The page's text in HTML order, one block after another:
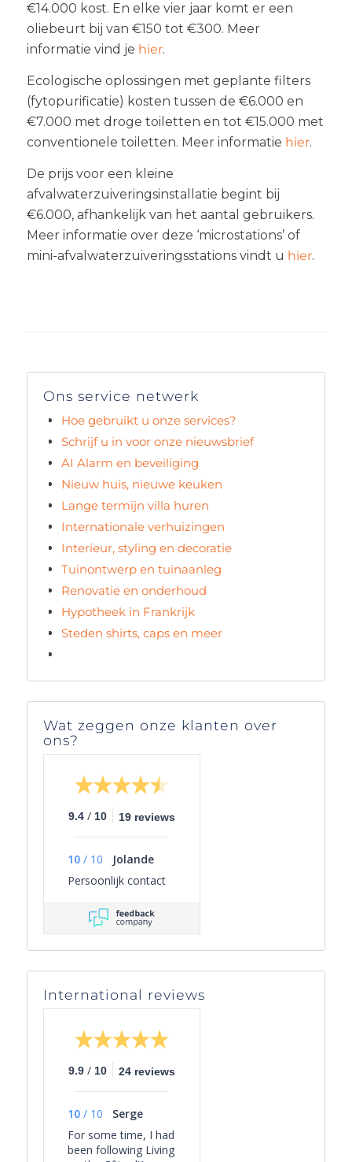
€14.000 kost. En elke vier jaar komt er een
oliebeurt bij van €150 tot €300. Meer
informatie vind je hier.
Ecologische oplossingen met geplante filters
(fytopurificatie) kosten tussen de €6.000 en
€7.000 met droge toiletten en tot €15.000 met
conventionele toiletten. Meer informatie hier.
De prijs voor een kleine
afvalwaterzuiveringsinstallatie begint bij
€6.000, afhankelijk van het aantal gebruikers.
Meer informatie over deze ‘microstations’ of
mini-afvalwaterzuiveringsstations vindt u hier.
Ons service netwerk
Hoe gebruikt u onze services?
Schrijf u in voor onze nieuwsbrief
AI Alarm en beveiliging
Nieuw huis, nieuwe keuken
Lange termijn villa huren
Internationale verhuizingen
Interieur, styling en decoratie
Tuinontwerp en tuinaanleg
Renovatie en onderhoud
Hypotheek in Frankrijk
Steden shirts, caps en meer
Wat zeggen onze klanten over
ons?
9.4 / 10 19 reviews
10 / 10
Jolande
Persoonlijk contact
International reviews
9.9 / 10 24 reviews
10 / 10
Serge
For some time, I had
been following Living